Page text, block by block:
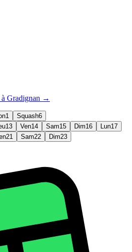
à Gradignan →
1 Squash6
13 Ven14 Sam15 Dim16 Lun17
21 Sam22 Dim23